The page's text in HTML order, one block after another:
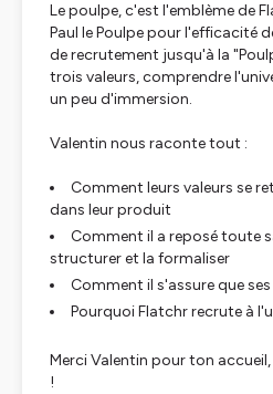
Le poulpe, c'est l'emblème de
Paul le Poulpe pour l'efficacité
de recrutement jusqu'à la
trois valeurs, comprendre
un peu d'immersion.
Valentin nous raconte tout :
Comment leurs valeurs se
dans leur produit
Comment il a reposé toute
structurer et la formaliser
Comment il s'assure que
Pourquoi Flatchr recrute à
Merci Valentin pour ton
!